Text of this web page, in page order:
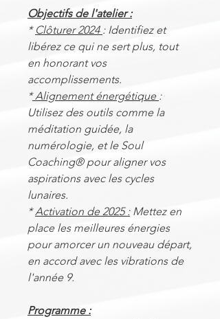
Objectifs de l'atelier :
* Clôturer 2024 : Identifiez et
libérez ce qui ne sert plus, tout
en honorant vos
accomplissements.
*Alignement énergétique :
Utilisez des outils comme la
méditation guidée, la
numérologie, et le Soul
Coaching® pour aligner vos
aspirations avec les cycles
lunaires.
*Activation de 2025 :Mettez en
place les meilleures énergies
pour amorcer un nouveau départ,
en accord avec les vibrations de
l'année 9.
Programme :